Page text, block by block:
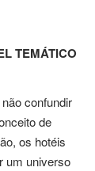
TEMÁTICO
confundir
de
os hotéis
um universo